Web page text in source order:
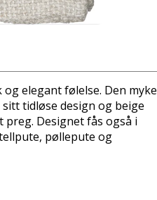
elegant følelse. Den myke
tidløse design og beige
Designet fås også i
pøllepute og